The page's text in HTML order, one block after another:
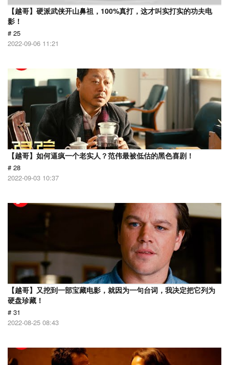
【越哥】硬派武侠开山鼻祖，100%真打，这才叫实打实的功夫电
影！
# 25
2022-09-06 11:21
【越哥】如何逼疯一个老实人？范伟最被低估的黑色喜剧！
# 28
2022-09-03 10:37
【越哥】又挖到一部宝藏电影，就因为一句台词，我决定把它列为
硬盘珍藏！
# 31
2022-08-25 08:43